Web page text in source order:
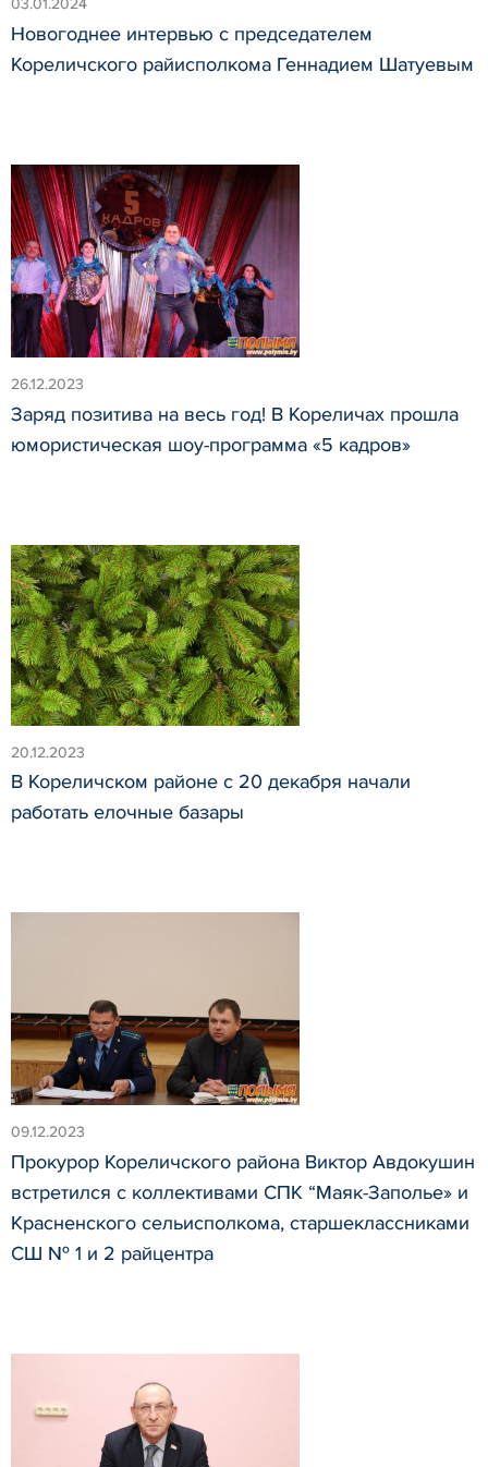
03.01.2024
Новогоднее интервью с председателем
Кореличского райисполкома Геннадием Шатуевым
26.12.2023
Заряд позитива на весь год! В Кореличах прошла
юмористическая шоу-программа «5 кадров»
20.12.2023
В Кореличском районе с 20 декабря начали
работать елочные базары
09.12.2023
Прокурор Кореличского района Виктор Авдокушин
встретился с коллективами СПК “Маяк-Заполье» и
Красненского сельисполкома, старшеклассниками
СШ № 1 и 2 райцентра